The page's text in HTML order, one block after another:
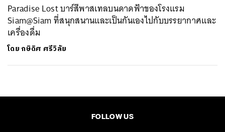
Paradise Lost บาร์สีพาสเทลบนดาดฟ้าของโรงแรม
Siam@Siam ที่สนุกสนานและเป็นกันเองไปกับบรรยากาศและ
เครื่องดื่ม
โดย กษิดิศ ศรีวิลัย
FOLLOW US